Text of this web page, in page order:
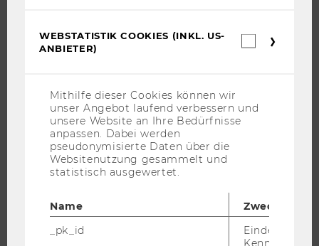
WELCOME SERVICES
JOBS MIT WU-STUDIUM
KARRIERENETZWERKE AN DER WU
WU COMMUNITY
STUDIERENDE
WEBSTATISTIK COOKIES (INKL. US-
ANBIETER)
Mithilfe dieser Cookies können wir
unser Angebot laufend verbessern und
unsere Website an Ihre Bedürfnisse
anpassen. Dabei werden
pseudonymisierte Daten über die
Websitenutzung gesammelt und
statistisch ausgewertet.
Name
Zweck
_pk_id
Eindeutige